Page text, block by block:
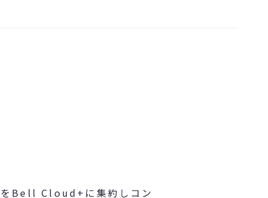
をBell Cloud+に集約しコン